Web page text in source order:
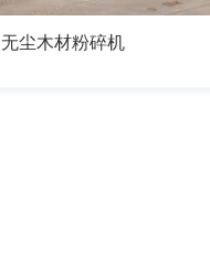
无尘木材粉碎机